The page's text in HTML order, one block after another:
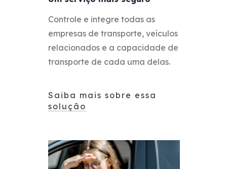
Controle e integre todas as
empresas de transporte, veículos
relacionados e a capacidade de
transporte de cada uma delas.
Saiba mais sobre essa
solução